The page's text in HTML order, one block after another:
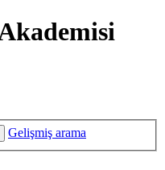
Gelişmiş arama